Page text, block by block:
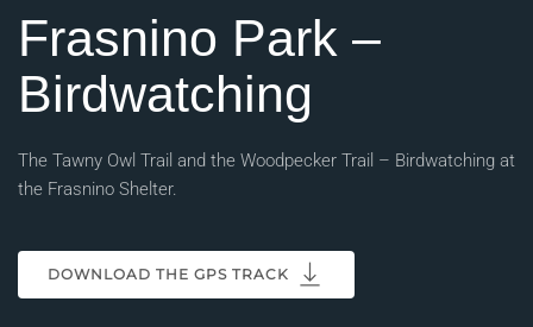
Frasnino Park –
Birdwatching
The Tawny Owl Trail and the Woodpecker Trail – Birdwatching at
the Frasnino Shelter.
DOWNLOAD THE GPS TRACK